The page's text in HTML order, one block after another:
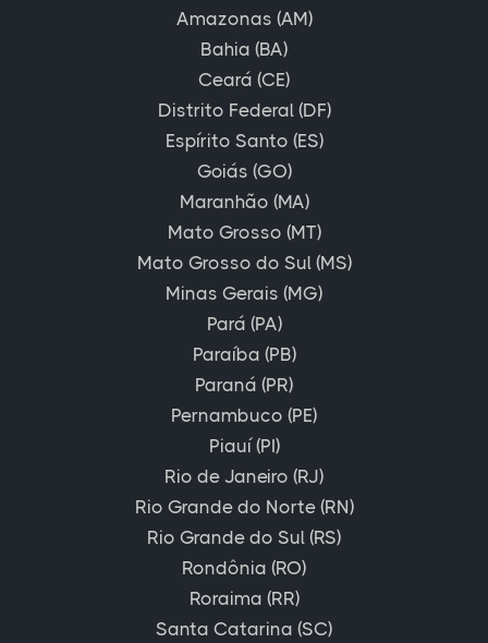
Amazonas (AM)
Bahia (BA)
Ceará (CE)
Distrito Federal (DF)
Espírito Santo (ES)
Goiás (GO)
Maranhão (MA)
Mato Grosso (MT)
Mato Grosso do Sul (MS)
Minas Gerais (MG)
Pará (PA)
Paraíba (PB)
Paraná (PR)
Pernambuco (PE)
Piauí (PI)
Rio de Janeiro (RJ)
Rio Grande do Norte (RN)
Rio Grande do Sul (RS)
Rondônia (RO)
Roraima (RR)
Santa Catarina (SC)